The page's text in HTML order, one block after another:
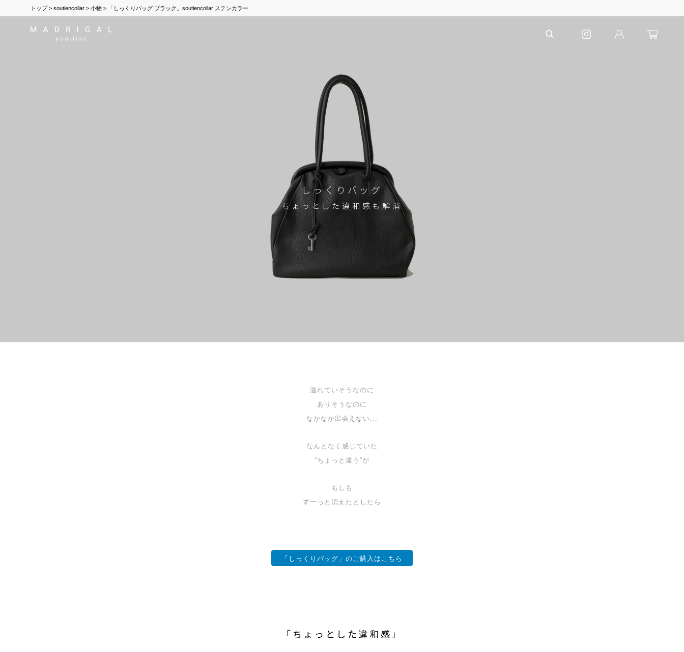
トップ soutiencollar 小物 「しっくりバッグ ブラック」soutiencollar ステンカラー
しっくりバッグ
ちょっとした違和感も解消
溢れていそうなのに
ありそうなのに
なかなか出会えない...
なんとなく感じていた
“ちょっと違う”が
もしも
すーっと消えたとしたら
「しっくりバッグ」のご購入はこちら
「ちょっとした違和感」